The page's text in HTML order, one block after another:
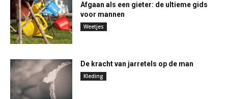
Afgaan als een gieter: de ultieme gids
voor mannen
Weetjes
De kracht van jarretels op de man
Kleding